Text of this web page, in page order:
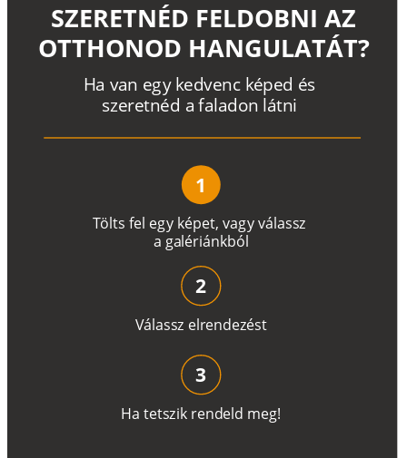
Tölts fel egy képet, vagyválassz
a galériánkból
Ha van egy kedvenc képed és
szeretnéd a faladon látni
SZERETNÉD FELDOBNI AZ
OTTHONOD HANGULATÁT?
1
Válassz elrendezést
2
Ha tetszik rendeld meg!
3